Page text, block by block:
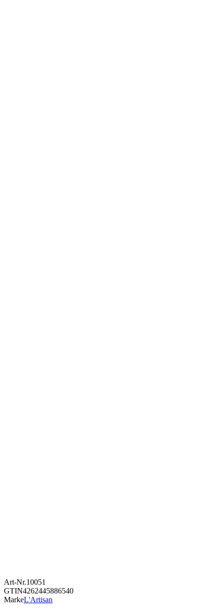
Art-Nr.10051
GTIN4262445886540
MarkeL'Artisan